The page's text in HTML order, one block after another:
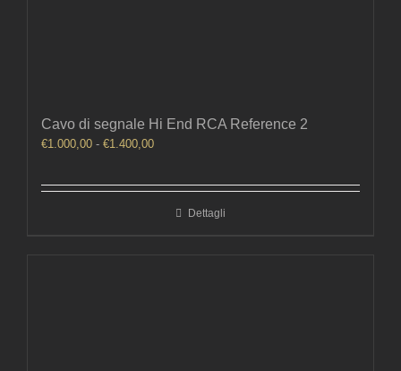
Cavo di segnale Hi End RCA Reference 2
€1.000,00 - €1.400,00Fascia
€1.000,00Dettagli